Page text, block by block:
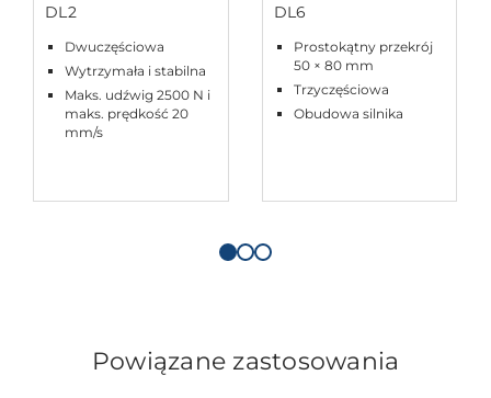
DL2
Dwuczęściowa
Wytrzymała i stabilna
Maks. udźwig 2500 N i
maks. prędkość 20
mm/s
DL6
Prostokątny przekrój
50 × 80 mm
Trzyczęściowa
Obudowa silnika
Powiązane zastosowania